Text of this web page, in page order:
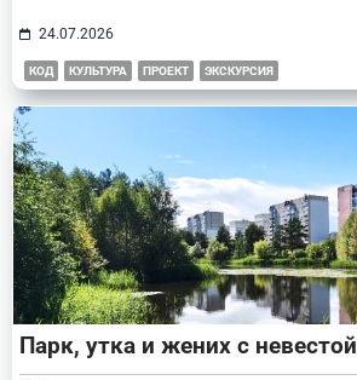
24.07.2026
КОД КУЛЬТУРА ПРОЕКТ ЭКСКУРСИЯ
Парк, утка и жених с невестой